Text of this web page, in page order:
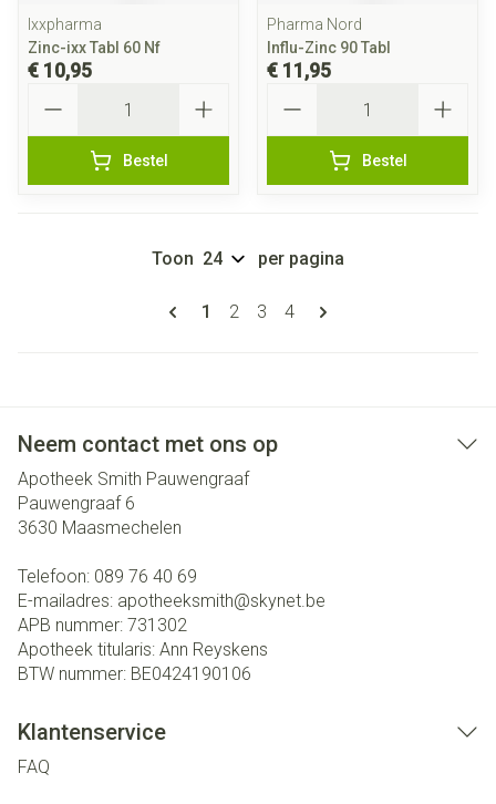
Ixxpharma
Zinc-ixx Tabl 60 Nf
€ 10,95
Bestel
Pharma Nord
Influ-Zinc 90 Tabl
€ 11,95
Bestel
Pagina's
U lees momenteel pagina
1 Pagina
2 Pagina
3 Pagina
4
Toon per pagina
Neem contact met ons op
Apotheek Smith Pauwengraaf
Pauwengraaf 6
3630 Maasmechelen
Telefoon: 089 76 40 69
E-mailadres: apotheeksmith@skynet.be
APB nummer: 731302
Apotheek titularis: Ann Reyskens
BTW nummer: BE0424190106
Klantenservice
FAQ